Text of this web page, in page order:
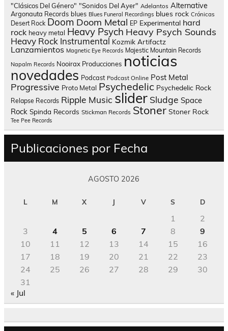
"Clásicos Del Género" "Sonidos Del Ayer" Adelantos Alternative
Argonauta Records blues Blues Funeral Recordings blues rock Crónicas
Desert Rock Doom Doom Metal EP Experimental hard
rock heavy metal Heavy Psych Heavy Psych Sounds
Heavy Rock Instrumental Kozmik Artifactz
Lanzamientos Magnetic Eye Records Majestic Mountain Records
Napalm Records Nooirax Producciones noticias
novedades Podcast Podcast Online Post Metal
Progressive Proto Metal Psychedelic Psychedelic Rock
Relapse Records Ripple Music slider Sludge Space
Rock Spinda Records Stickman Records Stoner Stoner Rock
Tee Pee Records
Publicaciones por Fecha
AGOSTO 2026
L M X J V S D
1
2
3
4 5 6 7 8
9
10
11 12 13 14 15
16
17
18 19 20 21 22
23
24
25 26 27 28 29
30
31
« Jul